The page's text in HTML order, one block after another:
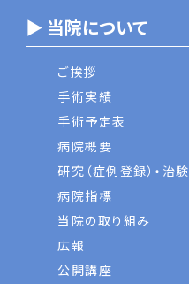
▶ 当院について
ご挨拶
手術実績
手術予定表
病院概要
研究（症例登録）・治験
病院指標
当院の取り組み
広報
公開講座